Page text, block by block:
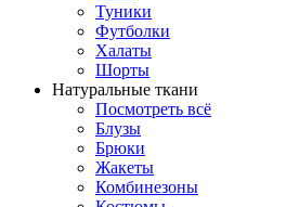
Туники
Футболки
Халаты
Шорты
Натуральные ткани
Посмотреть всё
Блузы
Брюки
Жакеты
Комбинезоны